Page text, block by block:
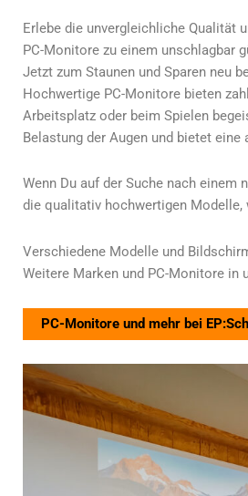
Erlebe die unvergleichliche Qualität
PC-Monitore zu einem unschlagbar
Jetzt zum Staunen und Sparen neu
Hochwertige PC-Monitore bieten
Arbeitsplatz oder beim Spielen
Belastung der Augen und bietet
Wenn Du auf der Suche nach
die qualitativ hochwertigen
Verschiedene Modelle und
Weitere Marken und PC-Monitore in
PC-Monitore und mehr bei